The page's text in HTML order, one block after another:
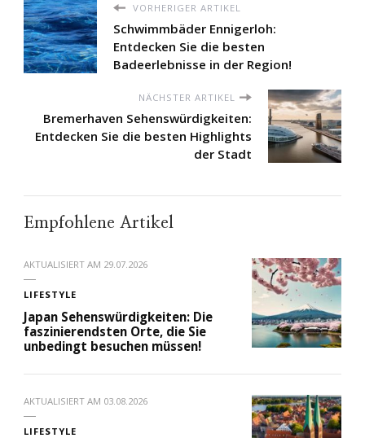
VORHERIGER ARTIKEL
Schwimmbäder Ennigerloh:
Entdecken Sie die besten
Badeerlebnisse in der Region!
NÄCHSTER ARTIKEL
Bremerhaven Sehenswürdigkeiten:
Entdecken Sie die besten Highlights
der Stadt
Empfohlene Artikel
AKTUALISIERT AM 29.07.2026
LIFESTYLE
Japan Sehenswürdigkeiten: Die
faszinierendsten Orte, die Sie
unbedingt besuchen müssen!
AKTUALISIERT AM 03.08.2026
LIFESTYLE